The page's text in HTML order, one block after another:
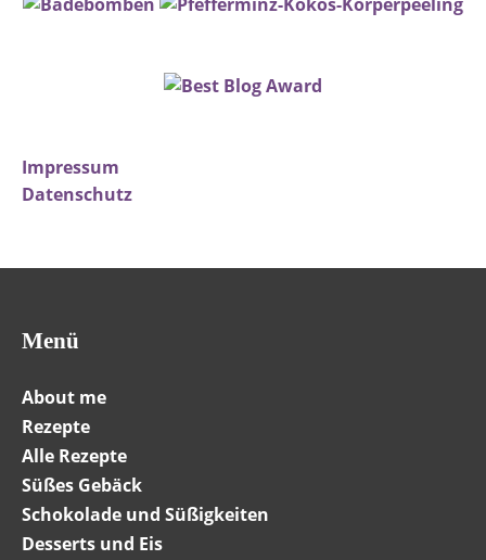
Impressum
Datenschutz
Menü
About me
Rezepte
Alle Rezepte
Süßes Gebäck
Schokolade und Süßigkeiten
Desserts und Eis